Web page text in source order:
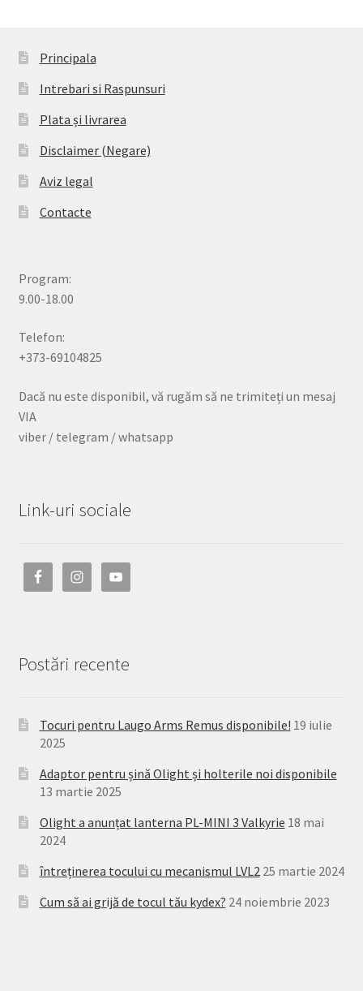
Principala
Intrebari si Raspunsuri
Plata și livrarea
Disclaimer (Negare)
Aviz legal
Contacte
Program:
9.00-18.00
Telefon:
+373-69104825
Dacă nu este disponibil, vă rugăm să ne trimiteți un mesaj
VIA
viber / telegram / whatsapp
Link-uri sociale
Postări recente
Tocuri pentru Laugo Arms Remus disponibile! 19 iulie
2025
Adaptor pentru șină Olight și holterile noi disponibile
13 martie 2025
Olight a anunțat lanterna PL-MINI 3 Valkyrie 18 mai
2024
întreținerea tocului cu mecanismul LVL2 25 martie 2024
Cum să ai grijă de tocul tău kydex? 24 noiembrie 2023